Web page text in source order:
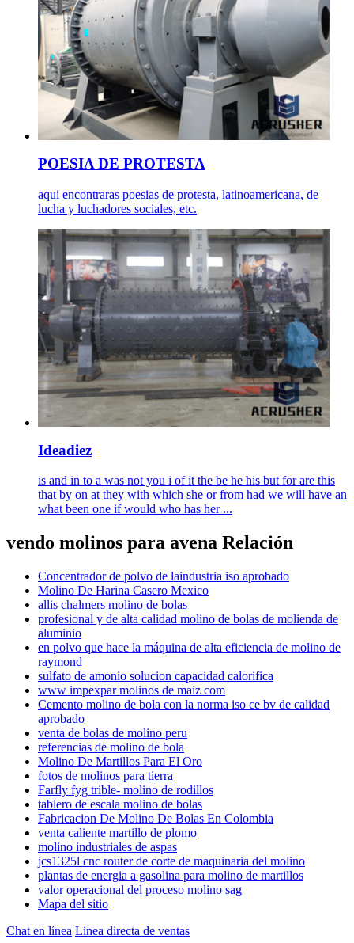
POESIA DE PROTESTA
aqui encontraras poesias de protesta, latinoamericana, de
lucha y luchadores sociales, etc.
Ideadiez
is and in to a was not you i of it the be he his but for are this
that by on at they with which she or from had we will have an
what been one if would who has her ...
vendo molinos para avena Relación
Concentrador de polvo de laindustria iso aprobado
Molino De Harina Casero Mexico
allis chalmers molino de bolas
profesional y de alta calidad molino de bolas de molienda de
aluminio
en polvo que hace la máquina de alta eficiencia de molino de
raymond
sulfato de amonio solucion capacidad calorifica
www impexpar molinos de maiz com
Cemento molino de bola con la norma iso ce bv de calidad
aprobado
venta de bolas de molino peru
referencias de molino de bola
Molino De Martillos Para El Oro
fotos de molinos para tierra
Farfly fyg trible- molino de rodillos
tablero de escala molino de bolas
Fabricacion De Molino De Bolas En Colombia
venta caliente martillo de plomo
molino industriales de aspas
jcs1325l cnc router de corte de maquinaria del molino
plantas de energia a gasolina para molino de martillos
valor operacional del proceso molino sag
Mapa del sitio
Chat en línea Línea directa de ventas